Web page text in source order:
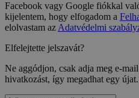
Facebook vagy Google fiókkal
kijelentem, hogy elfogadom a
elolvastam azAdatvédelmi
Elfelejtette jelszavát?
Ne aggódjon, csak adja meg e-
hivatkozást, így megadhat egy újat.